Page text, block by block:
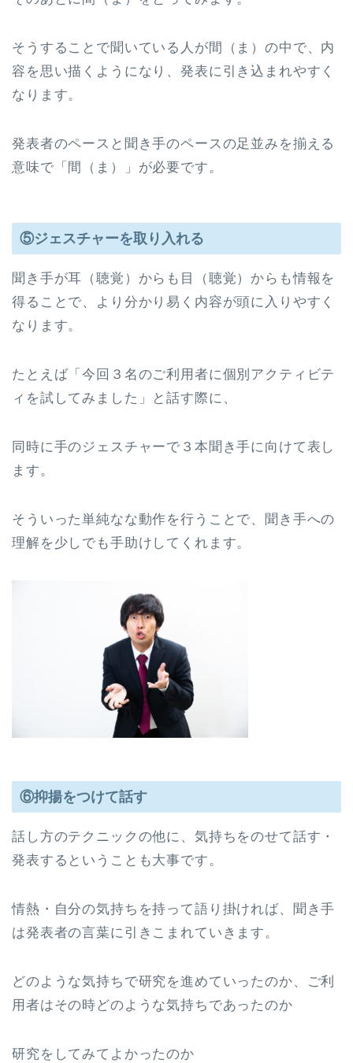
そうすることで聞いている人が間（ま）の中で、内
容を思い描くようになり、発表に引き込まれやすく
なります。
発表者のペースと聞き手のペースの足並みを揃える
意味で「間（ま）」が必要です。
⑤ジェスチャーを取り入れる
聞き手が耳（聴覚）からも目（聴覚）からも情報を
得ることで、より分かり易く内容が頭に入りやすく
なります。
たとえば「今回３名のご利用者に個別アクティビテ
ィを試してみました」と話す際に、
同時に手のジェスチャーで３本聞き手に向けて表し
ます。
そういった単純なな動作を行うことで、聞き手への
理解を少しでも手助けしてくれます。
⑥抑揚をつけて話す
話し方のテクニックの他に、気持ちをのせて話す・
発表するということも大事です。
情熱・自分の気持ちを持って語り掛ければ、聞き手
は発表者の言葉に引きこまれていきます。
どのような気持ちで研究を進めていったのか、ご利
用者はその時どのような気持ちであったのか
研究をしてみてよかったのか